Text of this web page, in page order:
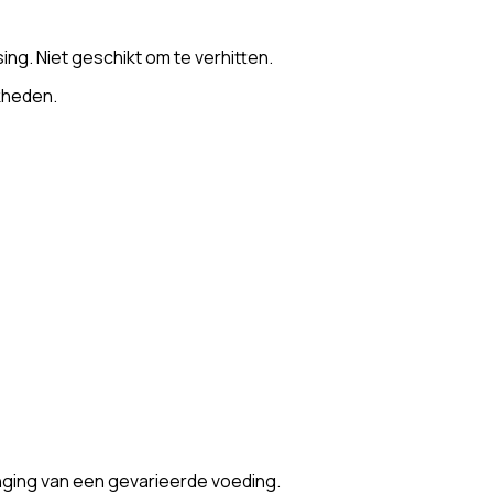
Niet geschikt om te verhitten.
van een gevarieerde voeding.